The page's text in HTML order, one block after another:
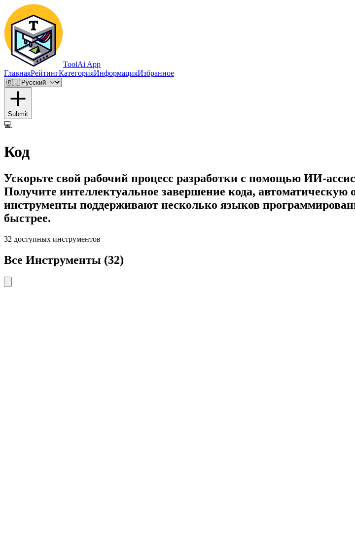
ToolAi App
ГлавнаяРейтингКатегорияИнформацияИзбранное
Submit
💻
Код
Ускорьте свой рабочий процесс разработки с помощью ИИ-
Получите интеллектуальное завершение кода,
инструменты поддерживают несколько языков
быстрее.
32 доступных инструментов
Все Инструменты (32)